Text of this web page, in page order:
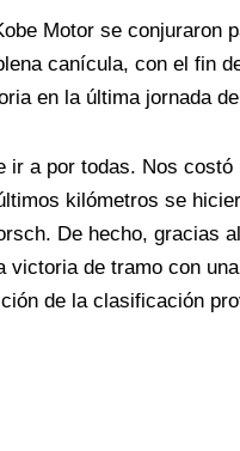
Motor se conjuraron
canícula, con el fin
en la última jornada
ir a por todas. Nos
kilómetros se
De hecho, gracias
victoria de tramo con
de la clasificación